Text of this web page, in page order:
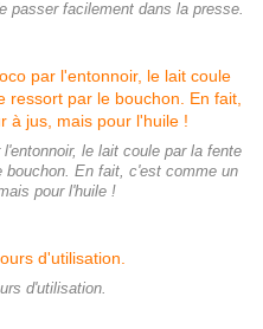
passer facilement dans la presse.
le lait coule par la fente
En fait, c'est comme un
pour l'huile !
d'utilisation.